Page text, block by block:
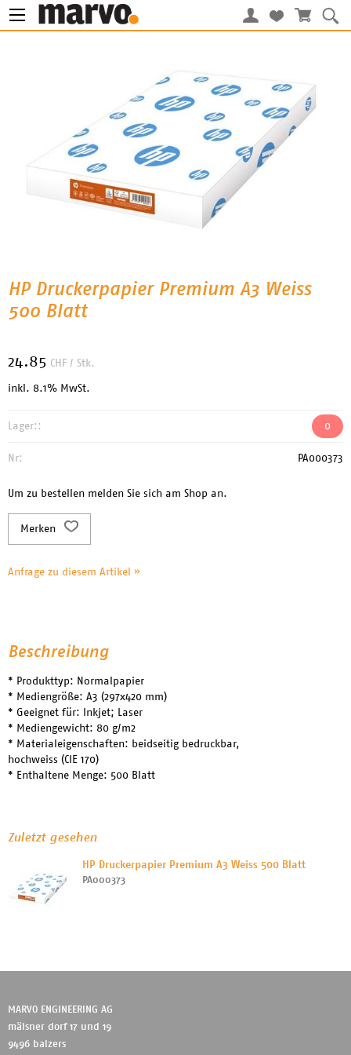
HP Druckerpapier Premium A3 Weiss
500 Blatt
24.85 CHF / Stk.
inkl. 8.1% MwSt.
Lager:: 0
Nr: PA000373
Um zu bestellen melden Sie sich am Shop an.
Merken
Anfrage zu diesem Artikel »
Beschreibung
* Produkttyp: Normalpapier
* Mediengröße: A3 (297x420 mm)
* Geeignet für: Inkjet; Laser
* Mediengewicht: 80 g/m2
* Materialeigenschaften: beidseitig bedruckbar,
hochweiss (CIE 170)
* Enthaltene Menge: 500 Blatt
Zuletzt gesehen
HP Druckerpapier Premium A3 Weiss 500 Blatt
PA000373
MARVO ENGINEERING AG
mälsner dorf 17 und 19
9496 balzers